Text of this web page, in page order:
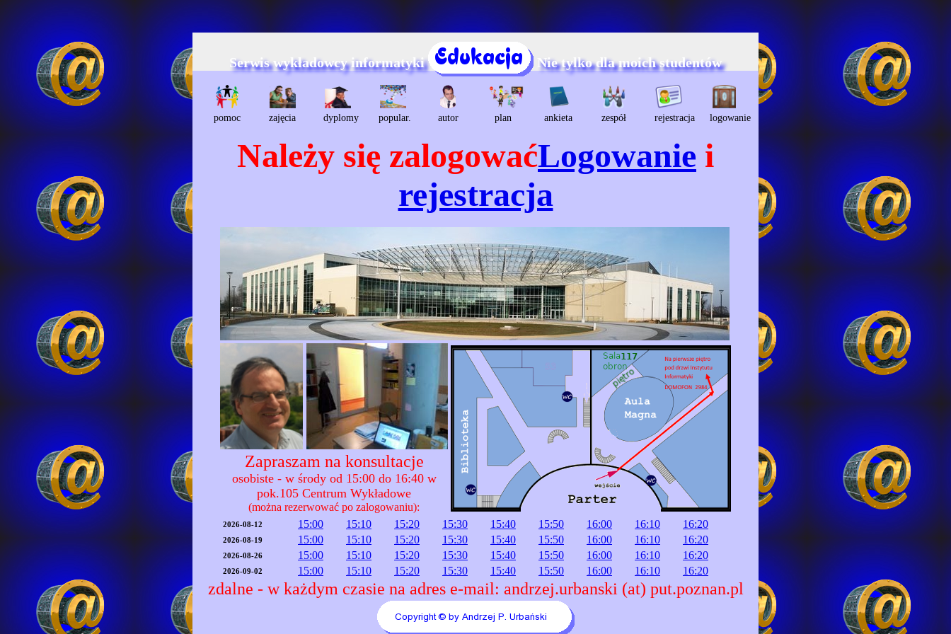
Serwis wykładowcy informatyki Nie tylko dla moich studentów
pomoc zajęcia dyplomy popular. autor plan ankieta zespół rejestracja logowanie
Należy się zalogowaćLogowanie i
rejestracja
Zapraszam na konsultacje
osobiste - w środy od 15:00 do 16:40 w
pok.105 Centrum Wykładowe
(można rezerwować po zalogowaniu):
2026-08-12 15:00 15:10 15:20 15:30 15:40 15:50 16:00 16:10 16:20
2026-08-19 15:00 15:10 15:20 15:30 15:40 15:50 16:00 16:10 16:20
2026-08-26 15:00 15:10 15:20 15:30 15:40 15:50 16:00 16:10 16:20
2026-09-02 15:00 15:10 15:20 15:30 15:40 15:50 16:00 16:10 16:20
zdalne - w każdym czasie na adres e-mail: andrzej.urbanski (at) put.poznan.pl